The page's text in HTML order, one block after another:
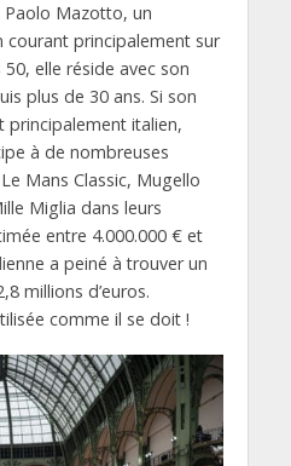
Paolo Mazotto, un
courant principalement sur
elle réside avec son
plus de 30 ans. Si son
principalement italien,
à de nombreuses
Mans Classic, Mugello
Miglia dans leurs
entre 4.000.000 € et
a peiné à trouver un
millions d’euros.
comme il se doit !